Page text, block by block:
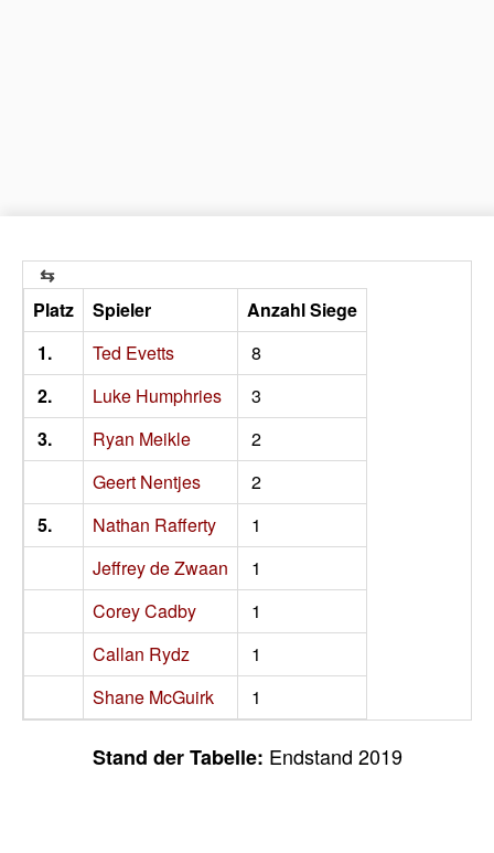
Platz Spieler
Anzahl Siege
1.
Ted Evetts
8
2.
Luke Humphries
3
3.
Ryan Meikle
2
Geert Nentjes
2
5.
Nathan Rafferty
1
Jeffrey de Zwaan
1
Corey Cadby
1
Callan Rydz
1
Shane McGuirk
1
Stand der Tabelle: Endstand 2019